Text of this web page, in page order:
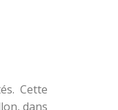
Cette
dans